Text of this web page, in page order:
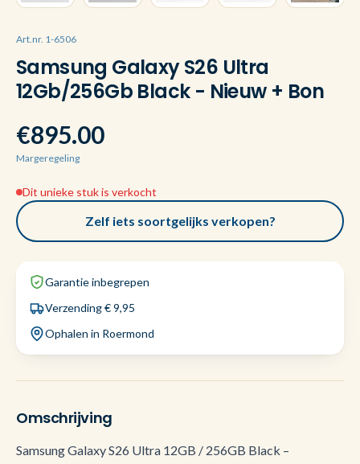
Art.nr. 1-6506
Samsung Galaxy S26 Ultra
12Gb/256Gb Black - Nieuw + Bon
€895.00
Margeregeling
Dit unieke stuk is verkocht
Zelf iets soortgelijks verkopen?
Garantie inbegrepen
Verzending € 9,95
Ophalen in Roermond
Omschrijving
Samsung Galaxy S26 Ultra 12GB / 256GB Black –